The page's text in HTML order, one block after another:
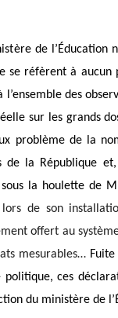
de l’Éducation
se réfèrent à
des
sur les grands
problème de la
de la République
sous la houlette de
de son
offert au
mesurables…
politique, ces
du ministère de